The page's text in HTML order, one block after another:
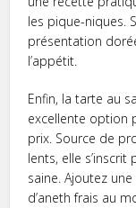
les pique-niques.
présentation
l’appétit.
Enfin, la tarte au
excellente option
prix. Source de
lents, elle
saine. Ajoutez
d’aneth frais au